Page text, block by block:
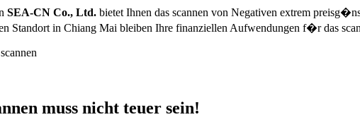
SEA-CN Co., Ltd. bietet Ihnen das scannen von Negativen extrem
Standort in Chiang Mai bleiben Ihre finanziellen Aufwendungen f�r das
muss nicht teuer sein!